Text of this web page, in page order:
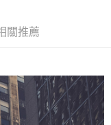
面顯示為準，若有關於
享後付」服務完成之交
易相關給付款項請求債
關推薦